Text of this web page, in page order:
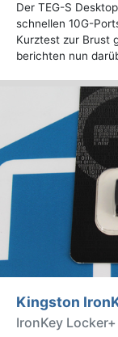
Der TEG-S
schnellen 10G-
Kurztest zur Brust
berichten nun
Kingston
IronKey